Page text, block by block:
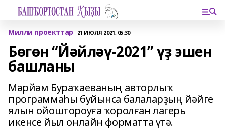
Милли проекттар 21 ИЮЛЯ 2021, 05:30
Бөгөн “Йәйләү-2021” үҙ эшен
башланы
Мәрйәм Бураҡаеваның авторлыҡ
программаһы буйынса балаларҙың йәйге
ялын ойоштороуға ҡоролған лагерь
икенсе йыл онлайн форматта үтә.